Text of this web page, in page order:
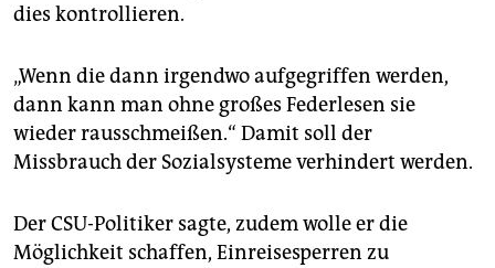
dies kontrollieren.
„Wenn die dann irgendwo aufgegriffen werden,
dann kann man ohne großes Federlesen sie
wieder rausschmeißen.“ Damit soll der
Missbrauch der Sozialsysteme verhindert werden.
Der CSU-Politiker sagte, zudem wolle er die
Möglichkeit schaffen, Einreisesperren zu